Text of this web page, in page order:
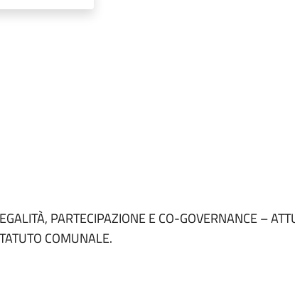
PARTECIPAZIONE E CO-GOVERNANCE –
COMUNALE.